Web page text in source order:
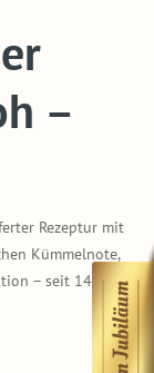
–
Rezeptur mit
Kümmelnote,
– seit 1404!